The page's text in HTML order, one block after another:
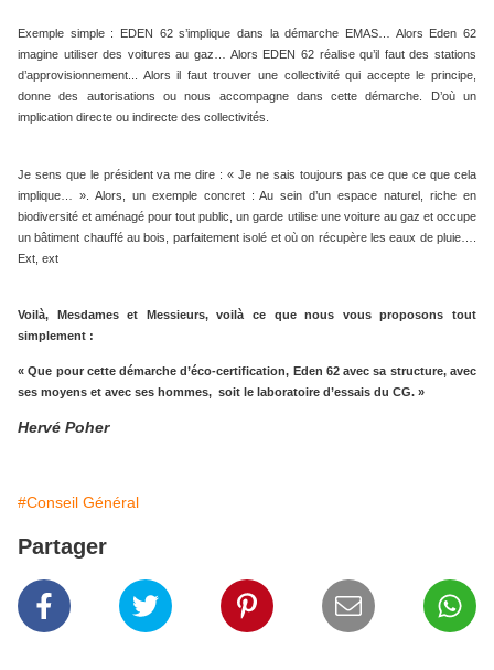
Exemple simple : EDEN 62 s’implique dans la démarche EMAS… Alors Eden 62
imagine utiliser des voitures au gaz… Alors EDEN 62 réalise qu’il faut des stations
d’approvisionnement... Alors il faut trouver une collectivité qui accepte le principe,
donne des autorisations ou nous accompagne dans cette démarche. D’où un
implication directe ou indirecte des collectivités.
Je sens que le président va me dire : « Je ne sais toujours pas ce que ce que cela
implique… ». Alors, un exemple concret : Au sein d’un espace naturel, riche en
biodiversité et aménagé pour tout public, un garde utilise une voiture au gaz et occupe
un bâtiment chauffé au bois, parfaitement isolé et où on récupère les eaux de pluie….
Ext, ext
Voilà, Mesdames et Messieurs, voilà ce que nous vous proposons tout
simplement :
« Que pour cette démarche d’éco-certification, Eden 62 avec sa structure, avec
ses moyens et avec ses hommes, soit le laboratoire d’essais du CG. »
Hervé Poher
#Conseil Général
Partager